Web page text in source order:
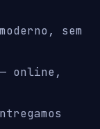
sem
— online,